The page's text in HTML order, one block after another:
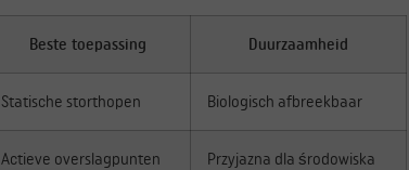
Beste toepassing Duurzaamheid
Statische storthopen Biologisch afbreekbaar
Actieve overslagpunten Przyjazna dla środowiska